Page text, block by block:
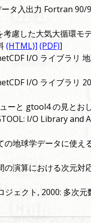
タ入出力 Fortran
慮した大気大循環モ
(HTML)](PDF)]
I/O ライブラリ
I/O ライブラリ
ーと gtool4 の見とお
I/O Library and
地球学データに使
演算における次元
ジェクト, 2000: 多次